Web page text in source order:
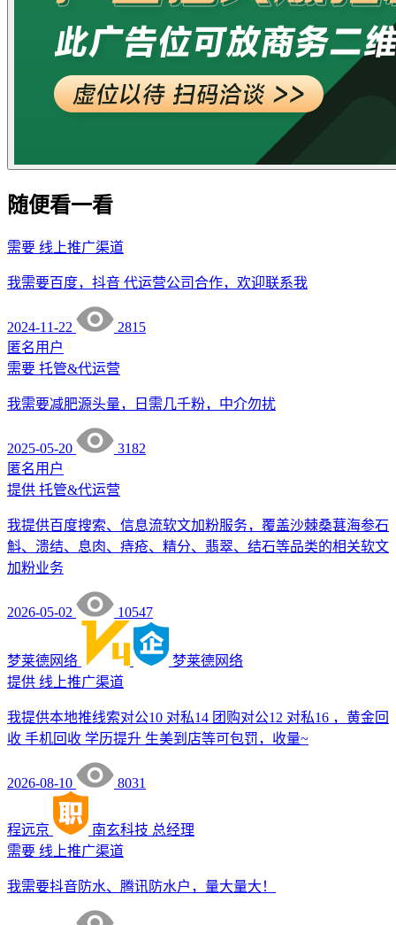
随便看一看
需要 线上推广渠道
我需要百度，抖音 代运营公司合作，欢迎联系我
2024-11-22
2815
匿名用户
需要 托管&代运营
我需要减肥源头量，日需几千粉，中介勿扰
2025-05-20
3182
匿名用户
提供 托管&代运营
我提供百度搜索、信息流软文加粉服务，覆盖沙棘桑葚海参石
斛、溃结、息肉、痔疮、精分、翡翠、结石等品类的相关软文
加粉业务
2026-05-02 10547
梦莱德网络
梦莱德网络
提供 线上推广渠道
我提供本地推线索对公10 对私14 团购对公12 对私16 ，黄金回
收 手机回收 学历提升 生美到店等可包罚，收量~
2026-08-10 8031
程远京 南玄科技 总经理
需要 线上推广渠道
我需要抖音防水、腾讯防水户，量大量大！